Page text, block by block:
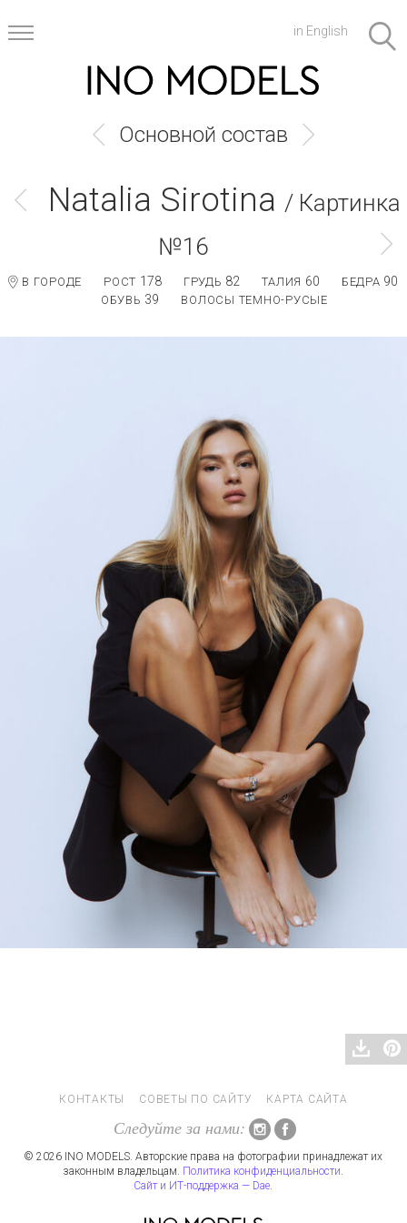
in English
Основной состав
Natalia Sirotina / Картинка
№16
В ГОРОДЕ РОСТ 178 ГРУДЬ 82 ТАЛИЯ 60 БЕДРА 90
ОБУВЬ 39 ВОЛОСЫ ТЕМНО-РУСЫЕ
КОНТАКТЫ СОВЕТЫ ПО САЙТУ КАРТА САЙТА
Следуйте за нами:
© 2026 INO MODELS. Авторские права на фотографии принадлежат их
законным владельцам. Политика конфиденциальности.
Сайт и ИТ-поддержка — Dae.